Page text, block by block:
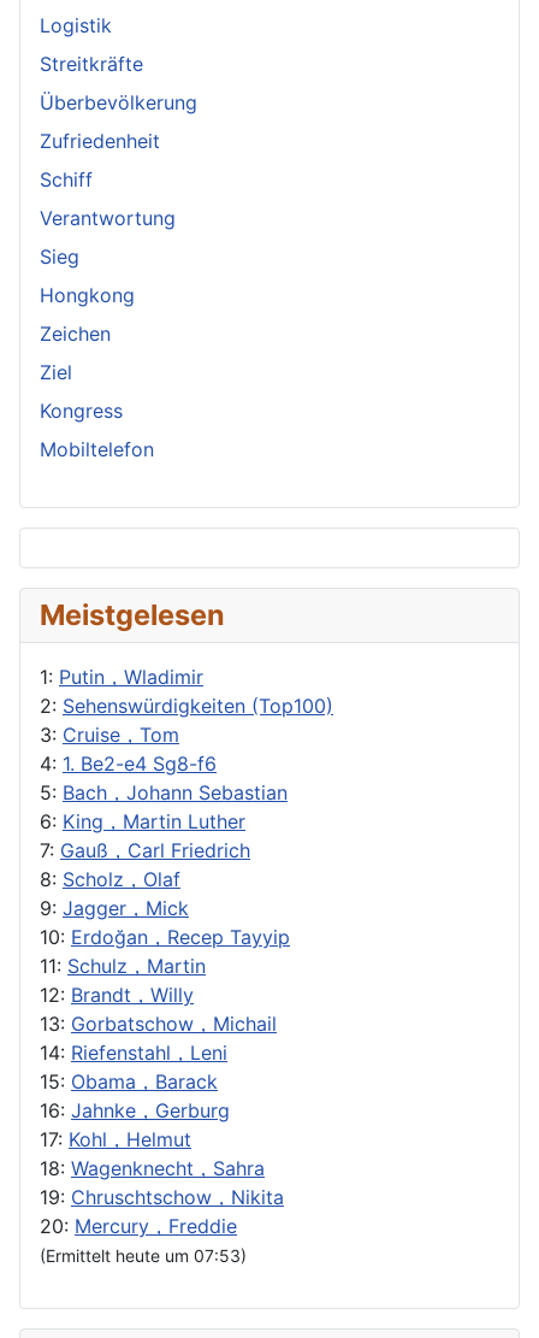
Logistik
Streitkräfte
Überbevölkerung
Zufriedenheit
Schiff
Verantwortung
Sieg
Hongkong
Zeichen
Ziel
Kongress
Mobiltelefon
Meistgelesen
1: Putin，Wladimir
2: Sehenswürdigkeiten (Top100)
3: Cruise，Tom
4: 1. Be2-e4 Sg8-f6
5: Bach，Johann Sebastian
6: King，Martin Luther
7: Gauß，Carl Friedrich
8: Scholz，Olaf
9: Jagger，Mick
10: Erdoğan，Recep Tayyip
11: Schulz，Martin
12: Brandt，Willy
13: Gorbatschow，Michail
14: Riefenstahl，Leni
15: Obama，Barack
16: Jahnke，Gerburg
17: Kohl，Helmut
18: Wagenknecht，Sahra
19: Chruschtschow，Nikita
20: Mercury，Freddie
(Ermittelt heute um 07:53)